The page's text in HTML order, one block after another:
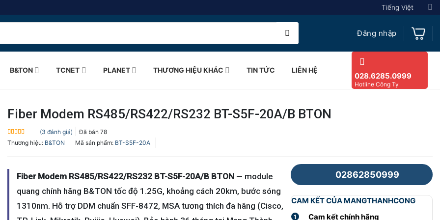
Tiếng Việt
Đăng nhập
B&TON TCNET PLANET THƯƠNG HIỆU KHÁC TIN TỨC LIÊN HỆ
028.6285.0999
Hotline Công Ty
Fiber Modem RS485/RS422/RS232 BT-S5F-20A/B BTON
5.0trên 5
dựa trên
3
(3 đánh giá) Đã bán 78
Thương hiệu: B&TON Mã sản phẩm: BT-S5F-20A
Fiber Modem RS485/RS422/RS232 BT-S5F-20A/B BTON — module
quang chính hãng B&TON tốc độ 1.25G, khoảng cách 20km, bước sóng
1310nm. Hỗ trợ DDM chuẩn SFF-8472, MSA tương thích đa hãng (Cisco,
02862850999
CAM KẾT CỦA MANGTHANHCONG
1 Cam kết chính hãng